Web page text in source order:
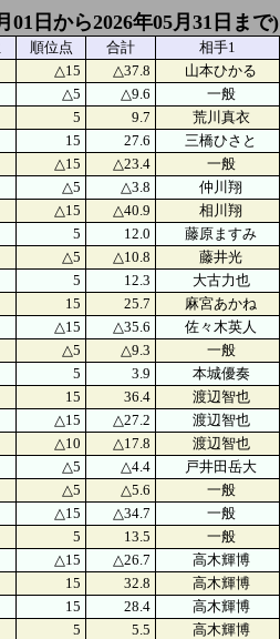
01日から2026年05月31日まで)
順位点 合計 相手1
△15 △37.8 山本ひかる
△5 △9.6 一般
5 9.7 荒川真衣
15 27.6 三橋ひさと
△15 △23.4 一般
△5 △3.8 仲川翔
△15 △40.9 相川翔
5 12.0 藤原ますみ
△5 △10.8 藤井光
5 12.3 大古力也
15 25.7 麻宮あかね
△15 △35.6 佐々木英人
△5 △9.3 一般
5 3.9 本城優奏
15 36.4 渡辺智也
△15 △27.2 渡辺智也
△10 △17.8 渡辺智也
△5 △4.4 戸井田岳大
△5 △5.6 一般
△15 △34.7 一般
5 13.5 一般
△15 △26.7 高木輝博
15 32.8 高木輝博
15 28.4 高木輝博
5 5.5 高木輝博